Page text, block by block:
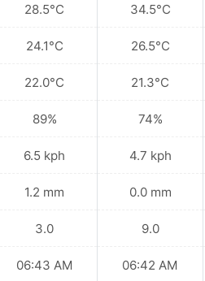
28.5°C
24.1°C
22.0°C
89%
6.5 kph
1.2 mm
3.0
06:43 AM
34.5°C
26.5°C
21.3°C
74%
4.7 kph
0.0 mm
9.0
06:42 AM